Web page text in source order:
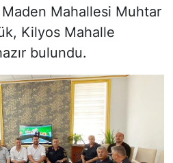
Maden Mahallesi Muhtar
Kilyos Mahalle
bulundu.